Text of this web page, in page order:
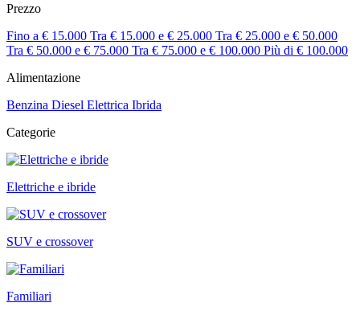
Prezzo
Fino a € 15.000 Tra € 15.000 e € 25.000 Tra € 25.000 e € 50.000
Tra € 50.000 e € 75.000 Tra € 75.000 e € 100.000 Più di € 100.000
Alimentazione
Benzina Diesel Elettrica Ibrida
Categorie
Elettriche e ibride
SUV e crossover
Familiari